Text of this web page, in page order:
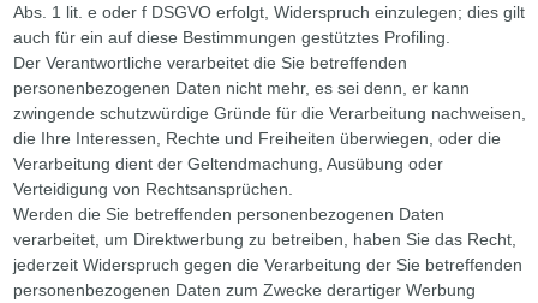
Abs. 1 lit. e oder f DSGVO erfolgt, Widerspruch einzulegen; dies gilt
auch für ein auf diese Bestimmungen gestütztes Profiling.
Der Verantwortliche verarbeitet die Sie betreffenden
personenbezogenen Daten nicht mehr, es sei denn, er kann
zwingende schutzwürdige Gründe für die Verarbeitung nachweisen,
die Ihre Interessen, Rechte und Freiheiten überwiegen, oder die
Verarbeitung dient der Geltendmachung, Ausübung oder
Verteidigung von Rechtsansprüchen.
Werden die Sie betreffenden personenbezogenen Daten
verarbeitet, um Direktwerbung zu betreiben, haben Sie das Recht,
jederzeit Widerspruch gegen die Verarbeitung der Sie betreffenden
personenbezogenen Daten zum Zwecke derartiger Werbung